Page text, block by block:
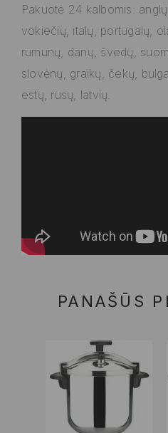
Pakuotė 24 kalbomis:
vokiečių, italų, portugalų,
rumunų, danų, švedų,
slovėnų, graikų, čekų,
estų, rusų, latvių.
PANAŠŪS